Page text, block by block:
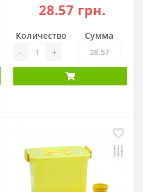
28.57 грн.
Количество
- +
Сумма